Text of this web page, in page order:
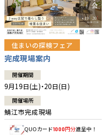
住まいの探検フェア
完成現場案内
開催期間
9月19日(土)・20日(日)
開催場所
鯖江市完成現場
QUOカード1000円分進呈中！